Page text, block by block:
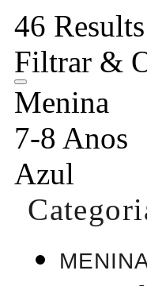
46 Results
Filtrar &
Menina
7-8 Anos
Azul